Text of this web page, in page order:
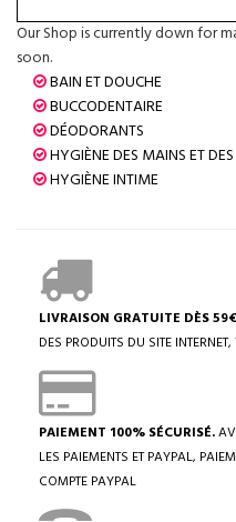
Our Shop is currently down for
soon.
BAIN ET DOUCHE
BUCCODENTAIRE
DÉODORANTS
HYGIÈNE DES MAINS ET
HYGIÈNE INTIME
LIVRAISON GRATUITE DÈS 59€
DES PRODUITS DU SITE
PAIEMENT 100% SÉCURISÉ.
LES PAIEMENTS ET PAYPAL,
COMPTE PAYPAL